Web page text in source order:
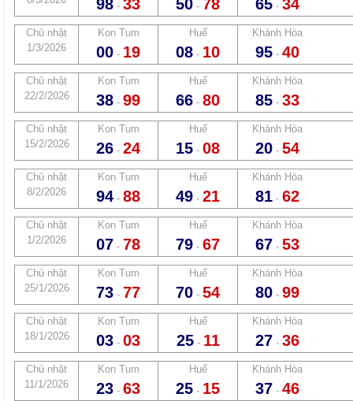
98 - 33 50 - 78 65 - 34
Chủ nhật
1/3/2026
Kon Tum
00 - 19
Huế
08 - 10
Khánh Hòa
95 - 40
Chủ nhật
22/2/2026
Kon Tum
38 - 99
Huế
66 - 80
Khánh Hòa
85 - 33
Chủ nhật
15/2/2026
Kon Tum
26 - 24
Huế
15 - 08
Khánh Hòa
20 - 54
Chủ nhật
8/2/2026
Kon Tum
94 - 88
Huế
49 - 21
Khánh Hòa
81 - 62
Chủ nhật
1/2/2026
Kon Tum
07 - 78
Huế
79 - 67
Khánh Hòa
67 - 53
Chủ nhật
25/1/2026
Kon Tum
73 - 77
Huế
70 - 54
Khánh Hòa
80 - 99
Chủ nhật
18/1/2026
Kon Tum
03 - 03
Huế
25- 11
Khánh Hòa
27 - 36
Chủ nhật
11/1/2026
Kon Tum
23 - 63
Huế
25 - 15
Khánh Hòa
37 - 46